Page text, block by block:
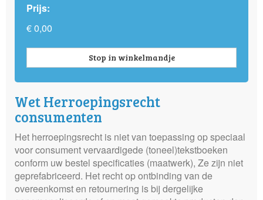
Prijs:
€ 0,00
Stop in winkelmandje
Wet Herroepingsrecht
consumenten
Het herroepingsrecht is niet van toepassing op speciaal
voor consument vervaardigede (toneel)tekstboeken
conform uw bestel specificaties (maatwerk), Ze zijn niet
geprefabriceerd. Het recht op ontbinding van de
overeenkomst en retournering is bij dergelijke